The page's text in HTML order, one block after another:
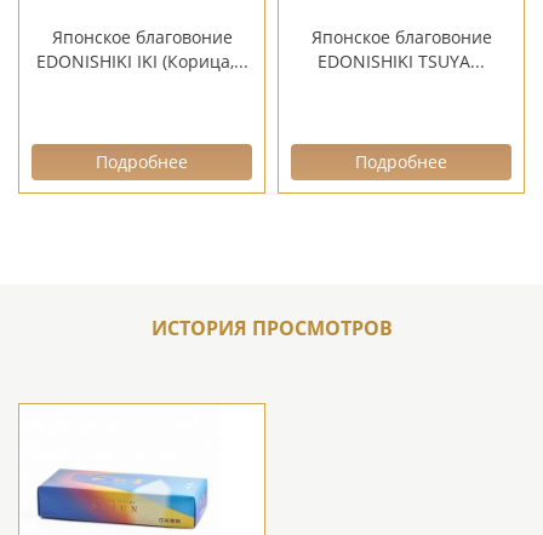
Японское благовоние
EDONISHIKI IKI (Корица,...
Подробнее
Японское благовоние
EDONISHIKI TSUYA...
Подробнее
ИСТОРИЯ ПРОСМОТРОВ